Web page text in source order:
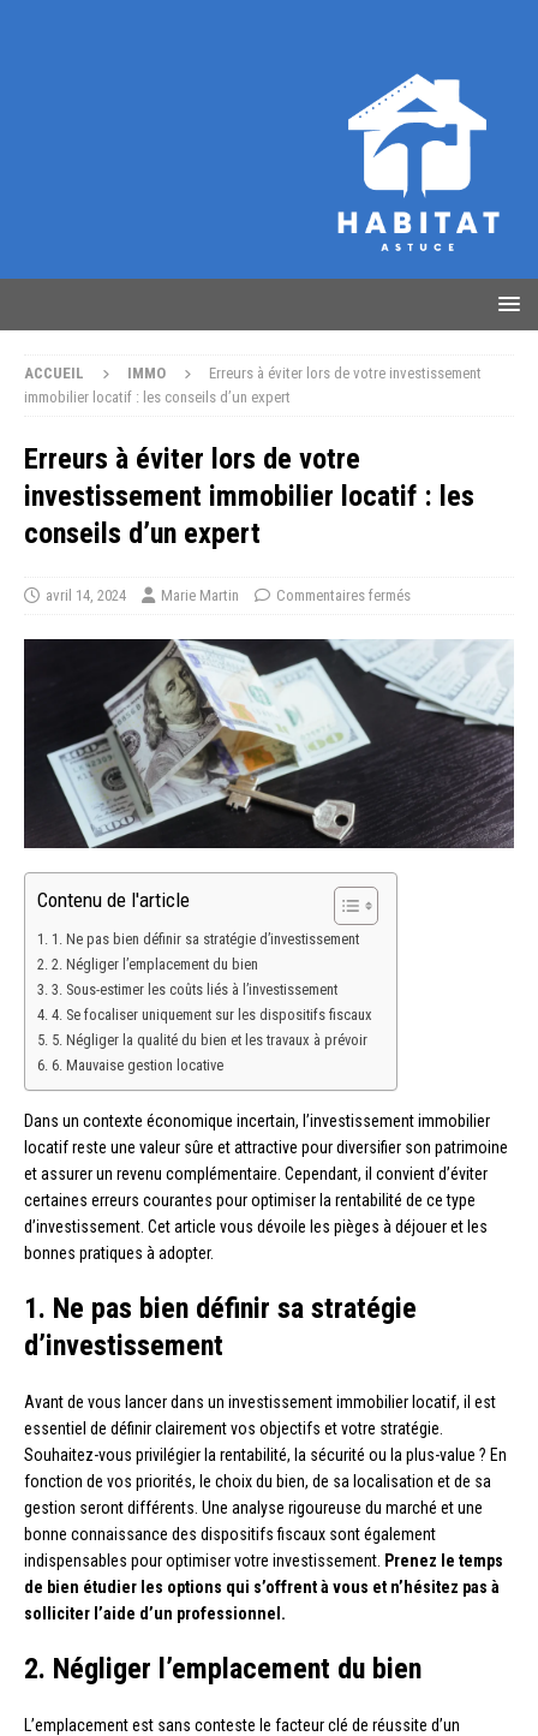
ACCUEIL IMMO
Erreurs à éviter lors de votre investissement
immobilier locatif : les conseils d’un expert
Erreurs à éviter lors de votre
investissement immobilier locatif : les
conseils d’un expert
avril 14, 2024 Marie Martin Commentaires fermés
Contenu de l'article
1. Ne pas bien définir sa stratégie d’investissement
2. Négliger l’emplacement du bien
3. Sous-estimer les coûts liés à l’investissement
4. Se focaliser uniquement sur les dispositifs fiscaux
5. Négliger la qualité du bien et les travaux à prévoir
6. Mauvaise gestion locative
Dans un contexte économique incertain, l’investissement immobilier
locatif reste une valeur sûre et attractive pour diversifier son patrimoine
et assurer un revenu complémentaire. Cependant, il convient d’éviter
certaines erreurs courantes pour optimiser la rentabilité de ce type
d’investissement. Cet article vous dévoile les pièges à déjouer et les
bonnes pratiques à adopter.
1. Ne pas bien définir sa stratégie
d’investissement
Avant de vous lancer dans un investissement immobilier locatif, il est
essentiel de définir clairement vos objectifs et votre stratégie.
Souhaitez-vous privilégier la rentabilité, la sécurité ou la plus-value ? En
fonction de vos priorités, le choix du bien, de sa localisation et de sa
gestion seront différents. Une analyse rigoureuse du marché et une
bonne connaissance des dispositifs fiscaux sont également
indispensables pour optimiser votre investissement. Prenez le temps
de bien étudier les options qui s’offrent à vous et n’hésitez pas à
solliciter l’aide d’un professionnel.
2. Négliger l’emplacement du bien
L’emplacement est sans conteste le facteur clé de réussite d’un